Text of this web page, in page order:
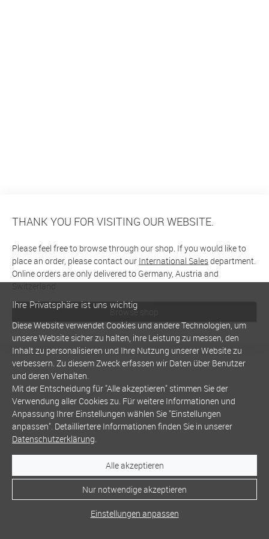
THANK YOU FOR VISITING OUR WEBSITE.
Please feel free to browse through our shop. If you would like to
place an order, please contact our International Salesdepartment.
Online orders are only delivered to Germany, Austria and
Switzerland
Browse shop
Ihre Privatsphäre ist uns wichtig
Diese Website verwendet Cookies und andere Technologien, um
unsere Website sicher zu halten, ihre Leistung zu messen, den
Inhalt zu personalisieren und Ihre Nutzung unserer Website zu
verbessern. Zu diesem Zweck erfassen wir Daten über Benutzer
und deren Verhalten.
Mit der Entscheidung für "Alle akzeptieren" stimmen Sie der
Verwendung aller Cookies zu. Für weitere Informationen und
Anpassung Ihrer Einstellungen wählen Sie "Einstellungen
anpassen". Detailliertere Informationen finden Sie in unserer
Datenschutzerklärung.
Alle akzeptieren
Nur notwendige akzeptieren
Einstellungen anpassen